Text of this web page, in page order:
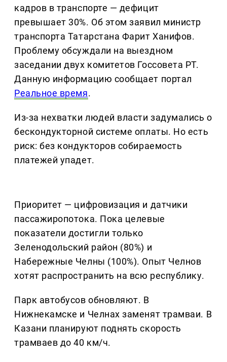
кадров в транспорте — дефицит
превышает 30%. Об этом заявил министр
транспорта Татарстана Фарит Ханифов.
Проблему обсуждали на выездном
заседании двух комитетов Госсовета РТ.
Данную информацию сообщает портал
Реальное время.
Из-за нехватки людей власти задумались о
бескондукторной системе оплаты. Но есть
риск: без кондукторов собираемость
платежей упадет.
Приоритет — цифровизация и датчики
пассажиропотока. Пока целевые
показатели достигли только
Зеленодольский район (80%) и
Набережные Челны (100%). Опыт Челнов
хотят распространить на всю республику.
Парк автобусов обновляют. В
Нижнекамске и Челнах заменят трамваи. В
Казани планируют поднять скорость
трамваев до 40 км/ч.